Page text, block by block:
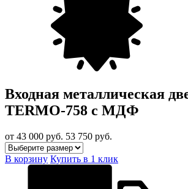
Входная металлическая
TERMO-758 с МДФ
от 43 000 руб. 53 750 руб.
В корзину Купить в 1 клик